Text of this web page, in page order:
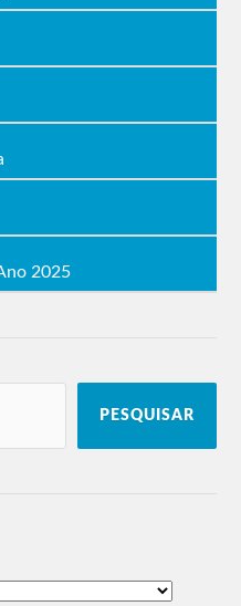
2025
PESQUISAR